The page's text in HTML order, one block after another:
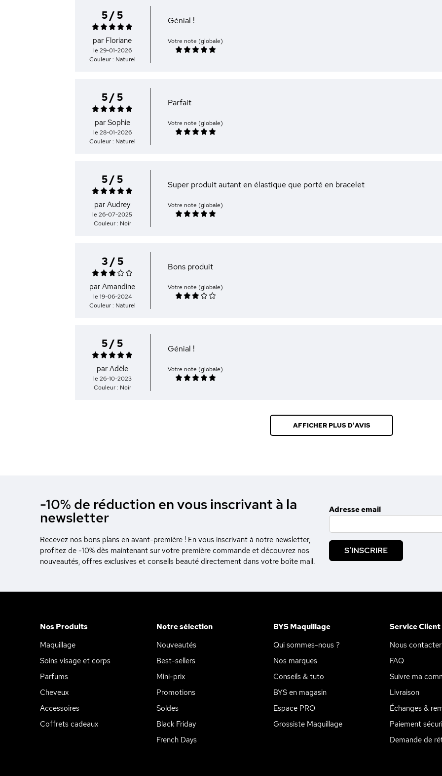
5 / 5
par Floriane
le 29-01-2026
Couleur : Naturel
Génial !
Votre note (globale)
5 / 5
par Sophie
le 28-01-2026
Couleur : Naturel
Parfait
Votre note (globale)
5 / 5
par Audrey
le 26-07-2025
Couleur : Noir
Super produit autant en élastique que porté en bracelet
Votre note (globale)
3 / 5
par Amandine
le 19-06-2024
Couleur : Naturel
Bons produit
Votre note (globale)
5 / 5
par Adèle
le 26-10-2023
Couleur : Noir
Génial !
Votre note (globale)
AFFICHER PLUS D'AVIS
-10% de réduction en vous inscrivant à la
newsletter
Recevez nos bons plans en avant-première ! En vous inscrivant à notre newsletter,
profitez de -10% dès maintenant sur votre première commande et découvrez nos
nouveautés, offres exclusives et conseils beauté directement dans votre boîte mail.
Adresse email
S'INSCRIRE
Nos Produits
Maquillage
Soins visage et corps
Parfums
Cheveux
Accessoires
Coffrets cadeaux
Notre sélection
Nouveautés
Best-sellers
Mini-prix
Promotions
Soldes
Black Friday
French Days
BYS Maquillage
Qui sommes-nous ?
Nos marques
Conseils & tuto
BYS en magasin
Espace PRO
Grossiste Maquillage
Service Client
Nous contacter
FAQ
Suivre ma
Livraison
Échanges &
Paiement
Demande de